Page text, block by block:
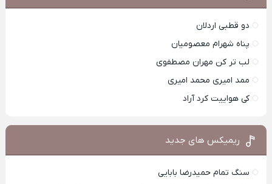
دو قطبی اردلان
پناه شهرام معصومیان
لب تر کن مهران مصطفوی
ممد امیری محمد امیری
کی هواییت کرد آراد
ریمیکس های جدید
سنگ تمام حمیدرضا بابایی